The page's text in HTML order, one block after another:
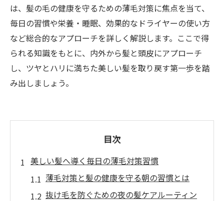
は、髪の毛の健康を守るための薄毛対策に焦点を当て、
毎日の習慣や栄養・睡眠、効果的なドライヤーの使い方
など総合的なアプローチを詳しく解説します。ここで得
られる知識をもとに、内外から髪と頭皮にアプローチ
し、ツヤとハリに満ちた美しい髪を取り戻す第一歩を踏
み出しましょう。
目次
美しい髪へ導く毎日の薄毛対策習慣
薄毛対策と髪の健康を守る朝の習慣とは
抜け毛を防ぐための夜の髪ケアルーティン